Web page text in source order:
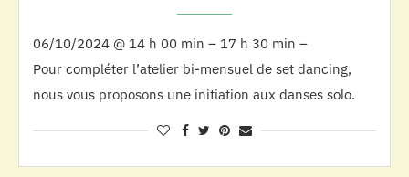
06/10/2024 @ 14 h 00 min – 17 h 30 min –
Pour compléter l’atelier bi-mensuel de set dancing,
nous vous proposons une initiation aux danses solo.